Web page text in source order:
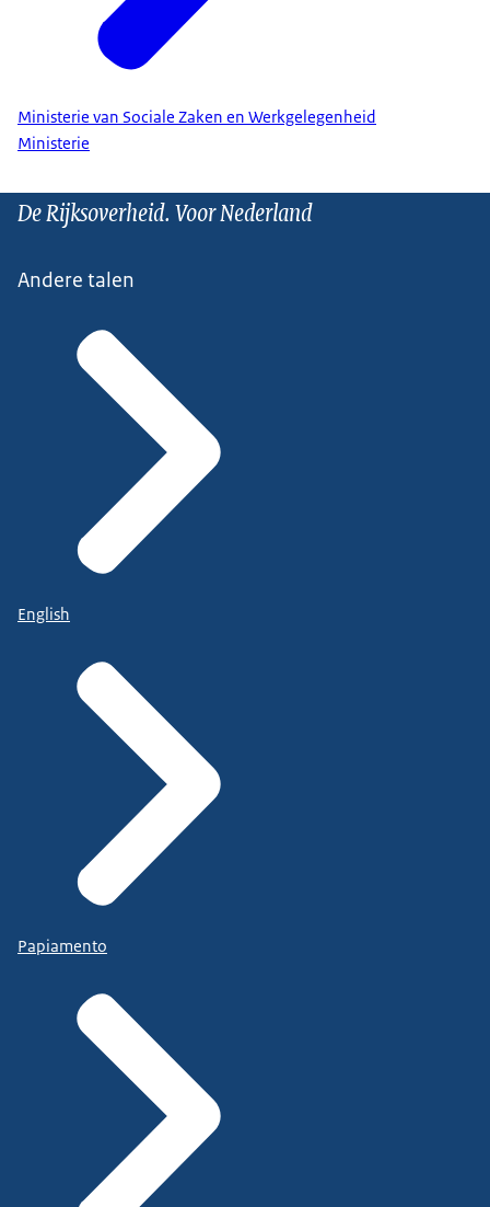
Ministerie van Sociale Zaken en Werkgelegenheid
Ministerie
De Rijksoverheid. Voor Nederland
Andere talen
English
Papiamento